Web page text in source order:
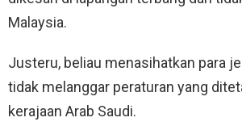
Malaysia.
Justeru, beliau menasihatkan para
tidak melanggar peraturan yang
kerajaan Arab Saudi.